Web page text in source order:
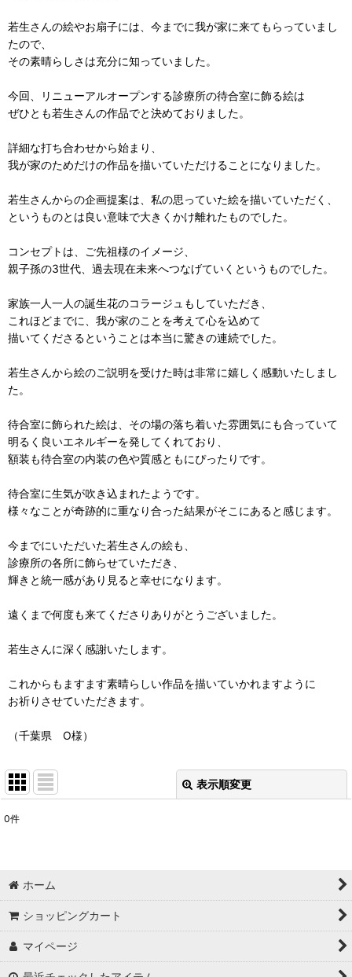
若生さんの絵やお扇子には、今までに我が家に来てもらっていまし
たので、
その素晴らしさは充分に知っていました。
今回、リニューアルオープンする診療所の待合室に飾る絵は
ぜひとも若生さんの作品でと決めておりました。
詳細な打ち合わせから始まり、
我が家のためだけの作品を描いていただけることになりました。
若生さんからの企画提案は、私の思っていた絵を描いていただく、
というものとは良い意味で大きくかけ離れたものでした。
コンセプトは、ご先祖様のイメージ、
親子孫の3世代、過去現在未来へつなげていくというものでした。
家族一人一人の誕生花のコラージュもしていただき、
これほどまでに、我が家のことを考えて心を込めて
描いてくださるということは本当に驚きの連続でした。
若生さんから絵のご説明を受けた時は非常に嬉しく感動いたしまし
た。
待合室に飾られた絵は、その場の落ち着いた雰囲気にも合っていて
明るく良いエネルギーを発してくれており、
額装も待合室の内装の色や質感ともにぴったりです。
待合室に生気が吹き込まれたようです。
様々なことが奇跡的に重なり合った結果がそこにあると感じます。
今までにいただいた若生さんの絵も、
診療所の各所に飾らせていただき、
輝きと統一感があり見ると幸せになります。
遠くまで何度も来てくださりありがとうございました。
若生さんに深く感謝いたします。
これからもますます素晴らしい作品を描いていかれますように
お祈りさせていただきます。
（千葉県 O様）
表示順変更
0件
ホーム
ショッピングカート
マイページ